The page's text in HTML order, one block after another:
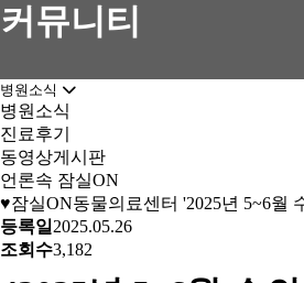
커뮤니티
병원소식
병원소식
진료후기
동영상게시판
언론속 잠실ON
♥잠실ON동물의료센터 '2025년 5~6월
등록일 2025.05.26
조회수3,182